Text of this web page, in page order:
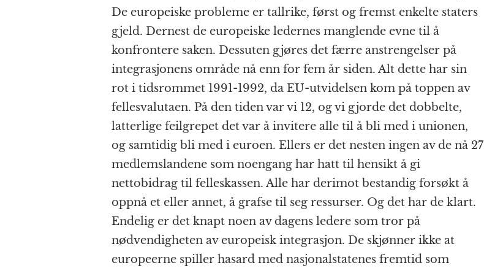
De europeiske probleme er tallrike, først og fremst enkelte staters
gjeld. Dernest de europeiske ledernes manglende evne til å
konfrontere saken. Dessuten gjøres det færre anstrengelser på
integrasjonens område nå enn for fem år siden. Alt dette har sin
rot i tidsrommet 1991-1992, da EU-utvidelsen kom på toppen av
fellesvalutaen. På den tiden var vi 12, og vi gjorde det dobbelte,
latterlige feilgrepet det var å invitere alle til å bli med i unionen,
og samtidig bli med i euroen. Ellers er det nesten ingen av de nå 27
medlemslandene som noengang har hatt til hensikt å gi
nettobidrag til felleskassen. Alle har derimot bestandig forsøkt å
oppnå et eller annet, å grafse til seg ressurser. Og det har de klart.
Endelig er det knapt noen av dagens ledere som tror på
nødvendigheten av europeisk integrasjon. De skjønner ikke at
europeerne spiller hasard med nasjonalstatenes fremtid som